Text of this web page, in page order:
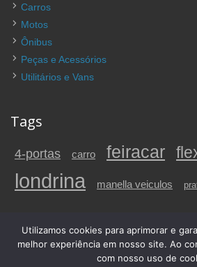
Carros
Motos
Ônibus
Peças e Acessórios
Utilitários e Vans
Tags
4-portas carro feiracar
londrina manella veiculos
© 2026 Carros a venda em Londrina e
direitos reservados.
Utilizamos cookies para aprimorar e
melhor experiência em nosso site. Ao
com nosso uso de